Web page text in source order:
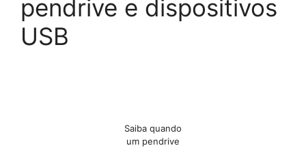
pendrive e dispositivos
USB
Saiba quando
um pendrive